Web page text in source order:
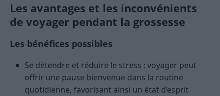
Les avantages et les inconvénients
de voyager pendant la grossesse
Les bénéfices possibles
Se détendre et réduire le stress : voyager peut
offrir une pause bienvenue dans la routine
quotidienne, favorisant ainsi un état d’esprit